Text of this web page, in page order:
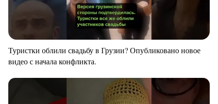
Туристки облили свадьбу в Грузии? Опубликовано новое
видео с начала конфликта.